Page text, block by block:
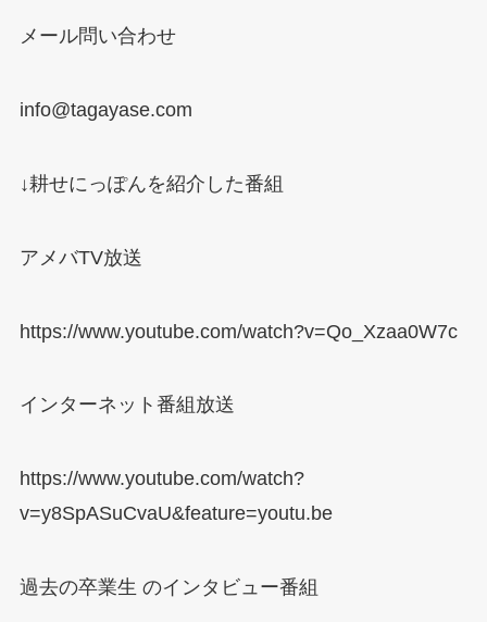
メール問い合わせ
info@tagayase.com
↓耕せにっぽんを紹介した番組
アメバTV放送
https://www.youtube.com/watch?v=Qo_Xzaa0W7c
インターネット番組放送
https://www.youtube.com/watch?
v=y8SpASuCvaU&feature=youtu.be
過去の卒業生 のインタビュー番組